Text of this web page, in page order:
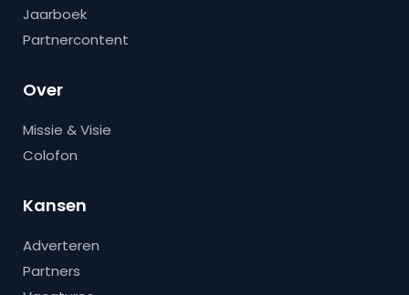
Jaarboek
Partnercontent
Over
Missie & Visie
Colofon
Kansen
Adverteren
Partners